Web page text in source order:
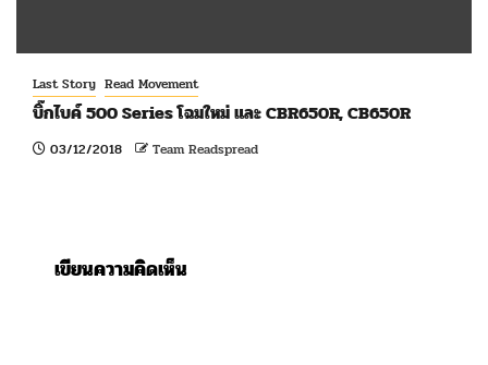
Last Story Read Movement
บิ๊กไบค์ 500 Series โฉมใหม่ และ CBR650R, CB650R
03/12/2018 Team Readspread
เขียนความคิดเห็น